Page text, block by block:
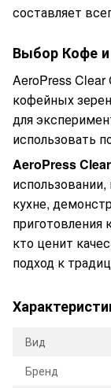
составляет
Выбор Кофе
AeroPress Clear
кофейных
для
использовать
AeroPress
кухне,
приготовления
кто ценит
подход к
Вид
Бренд